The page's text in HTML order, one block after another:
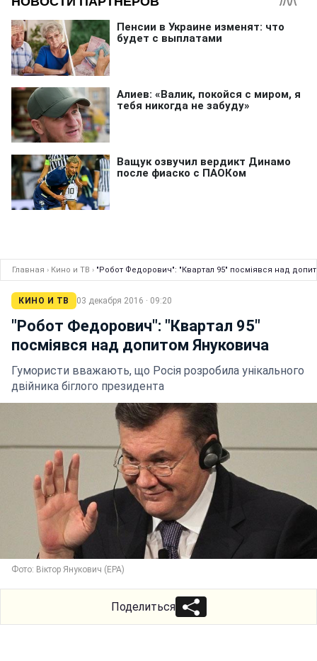
Главная › Кино и ТВ › "Робот Федорович": "Квартал 95" посміявся над
КИНО И ТВ 03 декабря 2016 · 09:20
"Робот Федорович": "Квартал 95"
посміявся над допитом Януковича
Гумористи вважають, що Росія розробила унікального
двійника біглого президента
Фото: Віктор Янукович (ЕРА)
Поделиться